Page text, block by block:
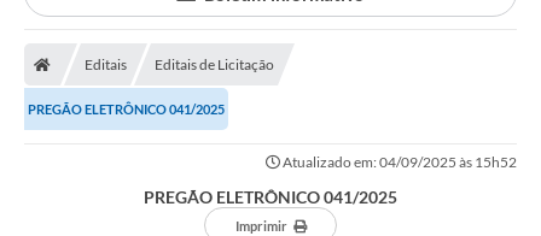
Editais Editais de Licitação
PREGÃO ELETRÔNICO 041/2025
Atualizado em: 04/09/2025 às 15h52
PREGÃO ELETRÔNICO 041/2025
Imprimir